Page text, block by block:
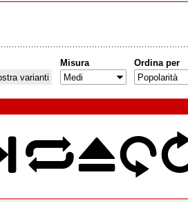
varianti
Misura Ordina per